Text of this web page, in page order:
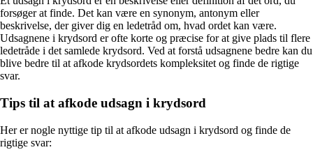
forsøger at finde. Det kan være en synonym, antonym eller
beskrivelse, der giver dig en ledetråd om, hvad ordet kan være.
Udsagnene i krydsord er ofte korte og præcise for at give plads til flere
ledetråde i det samlede krydsord. Ved at forstå udsagnene bedre kan du
blive bedre til at afkode krydsordets kompleksitet og finde de rigtige
svar.
Tips til at afkode udsagn i krydsord
Her er nogle nyttige tip til at afkode udsagn i krydsord og finde de
rigtige svar: